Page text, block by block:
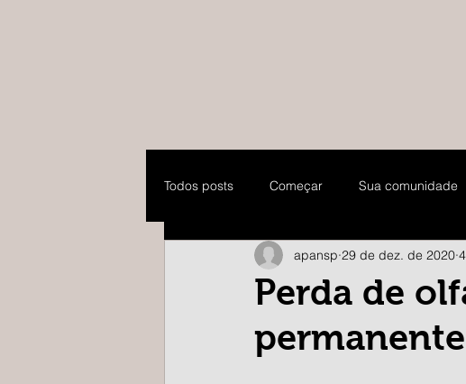
Todos posts Começar Sua comunidade
Perda de
apansp 29 de dez. de 2020